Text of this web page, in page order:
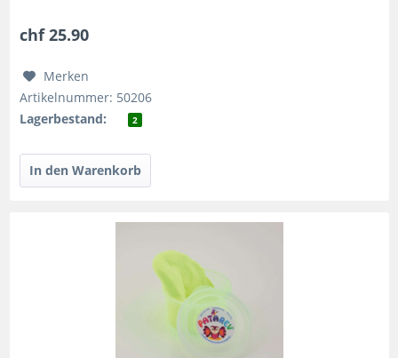
chf 25.90
Merken
Artikelnummer: 50206
Lagerbestand:
2